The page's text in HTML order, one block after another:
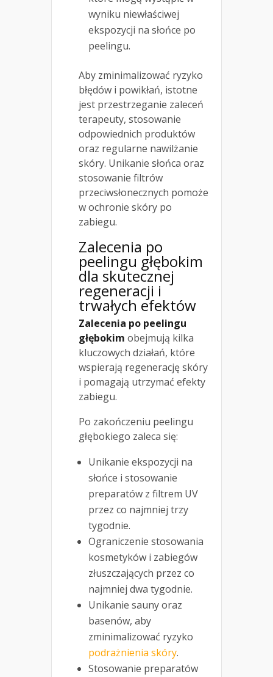
wyniku niewłaściwej
ekspozycji na słońce po
peelingu.
Aby zminimalizować ryzyko
błędów i powikłań, istotne
jest przestrzeganie zaleceń
terapeuty, stosowanie
odpowiednich produktów
oraz regularne nawilżanie
skóry. Unikanie słońca oraz
stosowanie filtrów
przeciwsłonecznych pomoże
w ochronie skóry po
zabiegu.
Zalecenia po
peelingu głębokim
dla skutecznej
regeneracji i
trwałych efektów
Zalecenia po peelingu
głębokim obejmują kilka
kluczowych działań, które
wspierają regenerację skóry
i pomagają utrzymać efekty
zabiegu.
Po zakończeniu peelingu
głębokiego zaleca się:
Unikanie ekspozycji na
słońce i stosowanie
preparatów z filtrem UV
przez co najmniej trzy
tygodnie.
Ograniczenie stosowania
kosmetyków i zabiegów
złuszczających przez co
najmniej dwa tygodnie.
Unikanie sauny oraz
basenów, aby
zminimalizować ryzyko
podrażnienia skóry.
Stosowanie preparatów